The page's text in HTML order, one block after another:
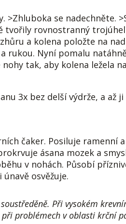
>Zhluboka se nadechněte.
tvořily rovnostranný
a kolena položte na
rukou. Nyní pomalu
nohy tak, aby kolena ležela
3x bez delší výdrže, a
čaker. Posiluje ramenní
ásana mozek a
v nohách. Působí
osvěžuje.
Při vysokém
problémech v oblasti krční